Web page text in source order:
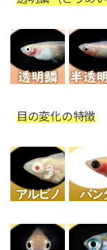
目の変化の特徴